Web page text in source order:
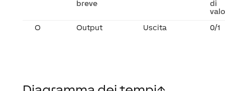
breve
di
O
Output Uscita 0/1